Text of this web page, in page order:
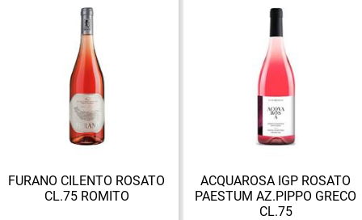
FURANO CILENTO ROSATO
CL.75 ROMITO
ACQUAROSA IGP ROSATO
PAESTUM AZ.PIPPO GRECO
CL.75